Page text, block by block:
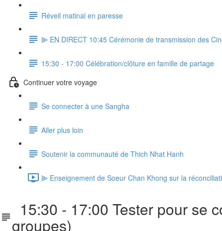
Réveil matinal en paresse
⫸ EN DIRECT 10:45 Cérémonie de transmission des
15:30 - 17:00 Célébration/clôture en famille de partage
Continuer votre voyage
Se connecter à une Sangha
Aller plus loin
Soutenir la communauté de Thich Nhat Hanh
⫸ Enseignement de Soeur Chan Khong sur la
15:30 - 17:00 Tester pour se
groupes)